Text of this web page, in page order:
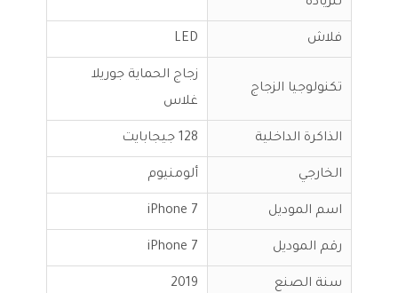
للزيادة
فلاش LED
تكنولوجيا الزجاج
زجاج الحماية جوريلا
غلاس
الذاكرة الداخلية 128 جيجابايت
الخارجي ألومنيوم
اسم الموديل iPhone 7
رقم الموديل iPhone 7
سنة الصنع 2019